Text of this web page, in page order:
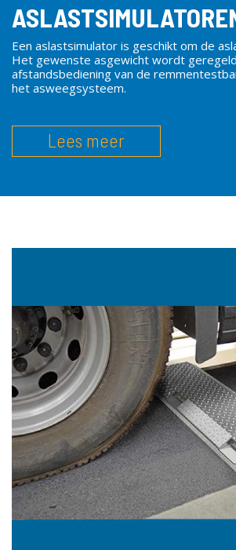
Een aslastsimulator is geschikt om de
Het gewenste asgewicht wordt
afstandsbediening van de
het asweegsysteem.
Lees meer